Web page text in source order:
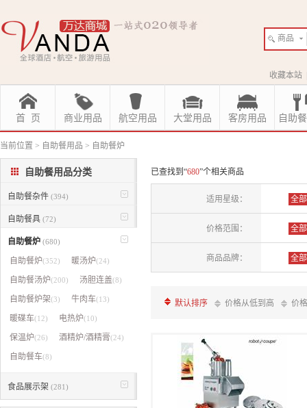
商品
收藏本站
首 页 商业用品 航空用品 大堂用品 客房用品 自助
当前位置 > 自助餐用品 > 自助餐炉
已查找到“680”个相关商品
适用星级： 全部
价格范围： 全部
商品品牌： 全部
默认排序 价格从低到高 价
自助餐用品分类
自助餐杂件 (394)
自助餐具 (72)
自助餐炉 (680)
自助餐炉(352) 暖汤炉(24)
自助餐汤炉(200) 汤胆连盖(8)
自助餐炉架(3) 牛肉车(13)
暖碟车(12) 电热炉(10)
保温炉(26) 酒精炉/酒精膏(24)
自助餐车(8)
食品展示架 (281)